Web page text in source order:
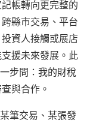
帳轉向更完整的
縣市交易、平台
資人接觸或展店
援未來發展。此
步問：我的財稅
與合作。
筆交易、某張發